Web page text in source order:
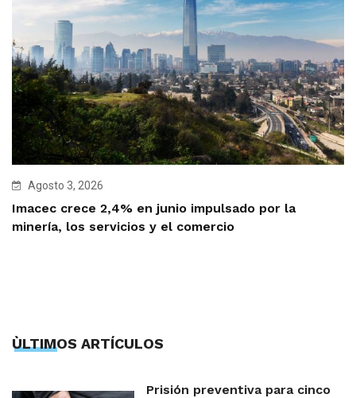
Agosto 3, 2026
Imacec crece 2,4% en junio impulsado por la
minería, los servicios y el comercio
ÙLTIMOS ARTÍCULOS
Prisión preventiva para cinco